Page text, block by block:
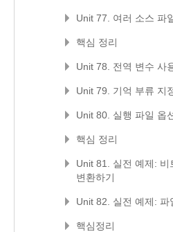
Unit 77. 여러 소스 파
핵심 정리
Unit 78. 전역 변수 사
Unit 79. 기억 부류 지
Unit 80. 실행 파일 옵
핵심 정리
Unit 81. 실전 예제: 비
변환하기
Unit 82. 실전 예제: 파
핵심정리